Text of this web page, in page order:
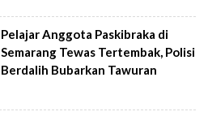
Pelajar Anggota Paskibraka di
Semarang Tewas Tertembak, Polisi
Berdalih Bubarkan Tawuran